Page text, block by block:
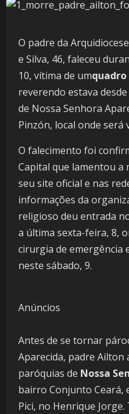
O padre da
e Silva, 46, faleceu
10, vítima de um
reverendo estava
de Nossa Senhora
Pinzón, local onde será
O falecimento foi
Capital que lamentou a
seu site oficial e nas
informações da
religioso deu entrada
a última sexta-feira, 8,
cirurgia de emergência
neste sábado, 9.
Anúncios
Antes de se tornar
Aparecida, padre
paróquias de Nossa
bairro Conjunto Ceará,
Pici, no Henrique